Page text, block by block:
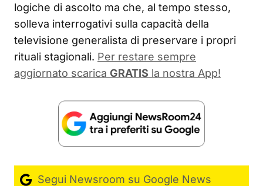
logiche di ascolto ma che, al tempo stesso,
solleva interrogativi sulla capacità della
televisione generalista di preservare i propri
rituali stagionali. Per restare sempre
aggiornato scarica GRATIS la nostra App!
Segui Newsroom su Google News